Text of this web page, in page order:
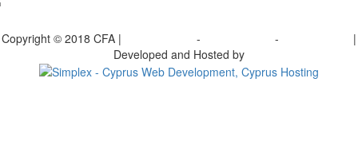
Copyright © 2018 CFA | - -
|
Developed and Hosted by